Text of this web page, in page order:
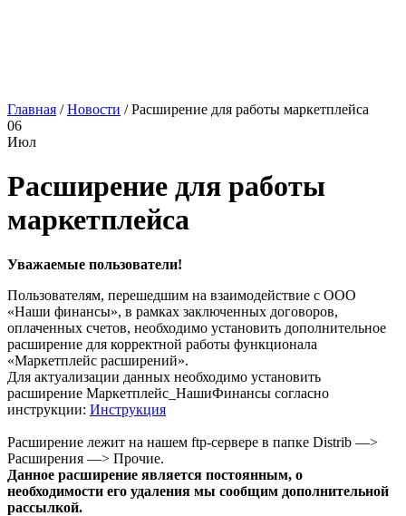
Главная /Новости /Расширение для работы маркетплейса
06
Июл
Расширение для работы
маркетплейса
Уважаемые пользователи!
Пользователям, перешедшим на взаимодействие с ООО
«Наши финансы», в рамках заключенных договоров,
оплаченных счетов, необходимо установить дополнительное
расширение для корректной работы функционала
«Маркетплейс расширений».
Для актуализации данных необходимо установить
расширение Маркетплейс_НашиФинансы согласно
инструкции: Инструкция
Расширение лежит на нашем ftp-сервере в папке Distrib —>
Расширения —> Прочие.
Данное расширение является постоянным, о
необходимости его удаления мы сообщим дополнительной
рассылкой.